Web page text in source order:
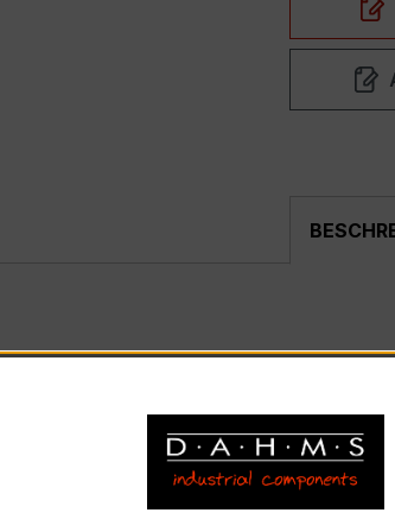
hochpräziser Niederspannungs-
Mess- und
31.8